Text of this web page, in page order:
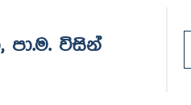
පා.ම. විසින්